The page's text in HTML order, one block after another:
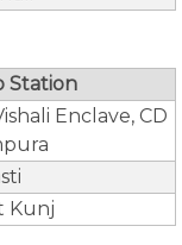
Station
Enclave, CD
Kunj